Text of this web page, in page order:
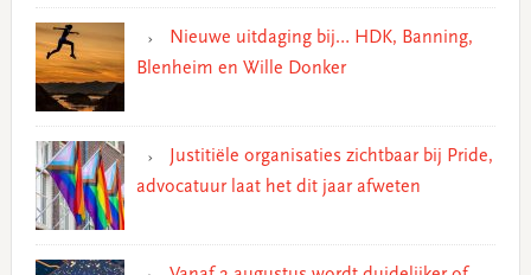
Nieuwe uitdaging bij… HDK, Banning,
Blenheim en Wille Donker
Justitiële organisaties zichtbaar bij Pride,
advocatuur laat het dit jaar afweten